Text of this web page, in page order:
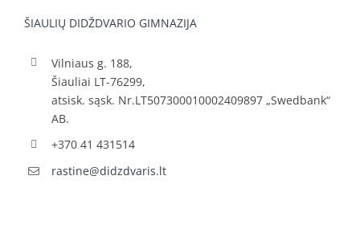
ŠIAULIŲ DIDŽDVARIO GIMNAZIJA
Vilniaus g. 188,
Šiauliai LT-76299,
atsisk. sąsk. Nr.LT507300010002409897 „Swedbank“
AB.
+370 41 431514
rastine@didzdvaris.lt